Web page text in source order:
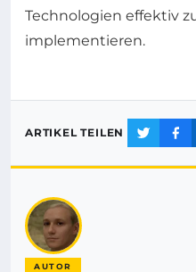
Technologien effektiv
implementieren.
ARTIKEL TEILEN
AUTOR